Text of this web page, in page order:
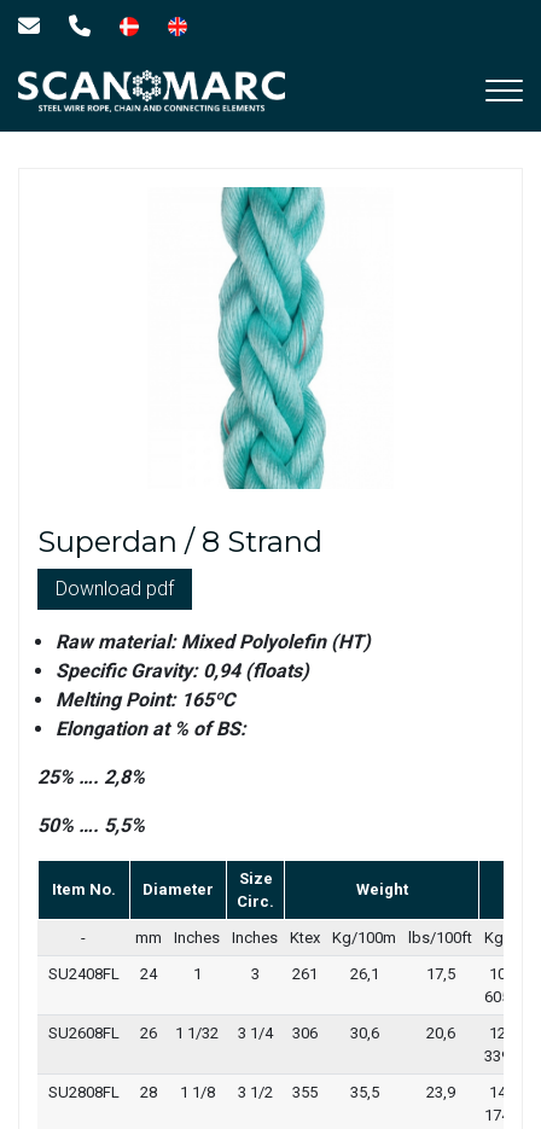
Gå
hovedindhold
Superdan / 8 Strand
Download pdf
Raw material: Mixed Polyolefin (HT)
Specific Gravity: 0,94 (floats)
Melting Point: 165ºC
Elongation at % of BS:
25% …. 2,8%
50% …. 5,5%
Item No. Diameter
Size
Circ.
Weight
-
mm Inches Inches Ktex Kg/100m lbs/100ft Kgf
SU2408FL
24 1 3 261 26,1 17,5
10
605
SU2608FL
26 1 1/32 3 1/4 306 30,6 20,6
12
339
SU2808FL
28 1 1/8 3 1/2 355 35,5 23,9
14
174